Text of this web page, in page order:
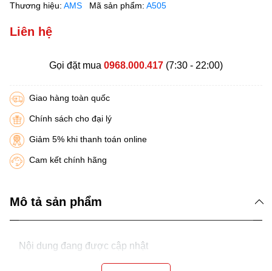
Thương hiệu: AMS Mã sản phẩm: A505
Liên hệ
Gọi đặt mua 0968.000.417 (7:30 - 22:00)
Giao hàng toàn quốc
Chính sách cho đại lý
Giảm 5% khi thanh toán online
Cam kết chính hãng
Mô tả sản phẩm
Nội dung đang được cập nhật